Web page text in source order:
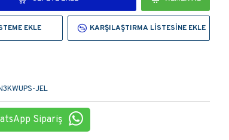
JEL
Sipariş
EKLE KARŞILAŞTIRMA LISTESINE EKLE